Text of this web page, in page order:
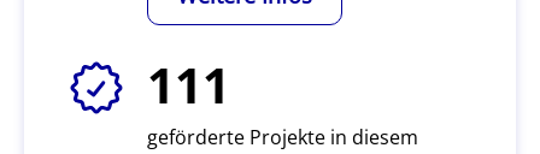
111
geförderte Projekte in diesem